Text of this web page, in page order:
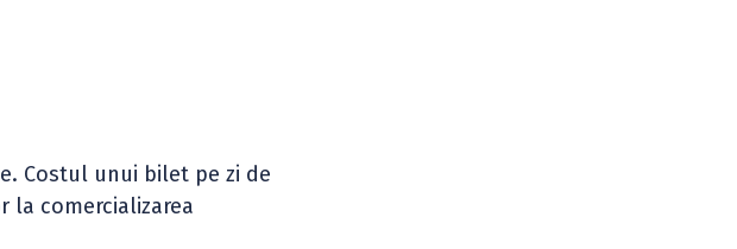
Costul unui bilet pe zi de
la comercializarea